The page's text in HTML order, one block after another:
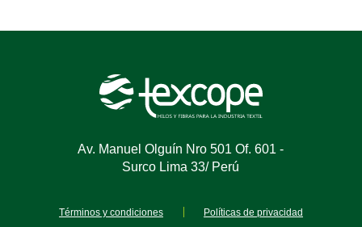
Av. Manuel Olguín Nro 501 Of. 601 -
Surco Lima 33/ Perú
Términos y condiciones Políticas de privacidad